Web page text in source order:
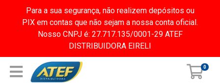
Para a sua segurança, não realizem depósitos ou
PIX em contas que não sejam a nossa conta oficial.
Nosso CNPJ é: 27.717.135/0001-29 ATEF
DISTRIBUIDORA EIRELI
0